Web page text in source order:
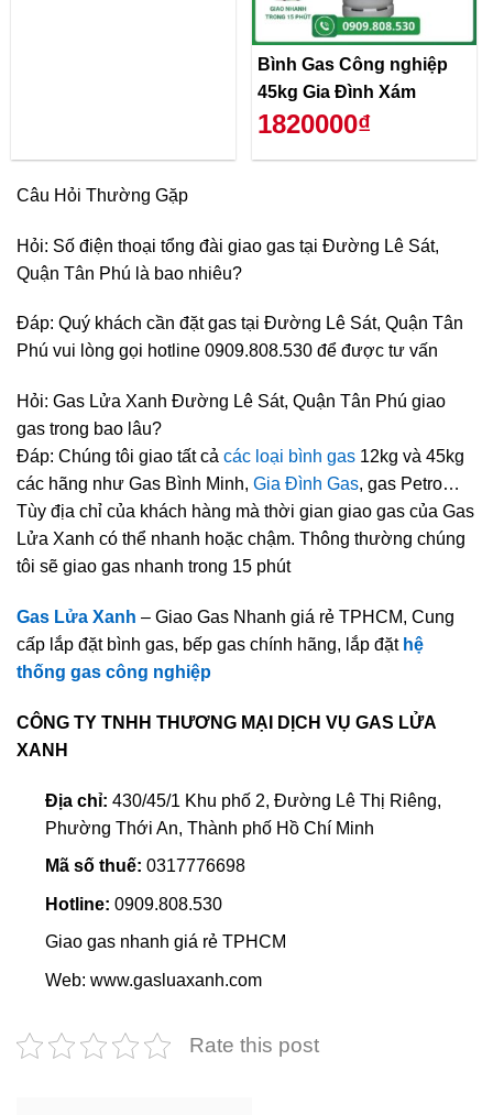
Bình Gas Công nghiệp
45kg Gia Đình Xám
1820000₫
Câu Hỏi Thường Gặp
Hỏi: Số điện thoại tổng đài giao gas tại Đường Lê Sát,
Quận Tân Phú là bao nhiêu?
Đáp: Quý khách cần đặt gas tại Đường Lê Sát, Quận Tân
Phú vui lòng gọi hotline 0909.808.530 để được tư vấn
Hỏi: Gas Lửa Xanh Đường Lê Sát, Quận Tân Phú giao
gas trong bao lâu?
Đáp: Chúng tôi giao tất cả các loại bình gas 12kg và 45kg
các hãng như Gas Bình Minh, Gia Đình Gas, gas Petro…
Tùy địa chỉ của khách hàng mà thời gian giao gas của Gas
Lửa Xanh có thể nhanh hoặc chậm. Thông thường chúng
tôi sẽ giao gas nhanh trong 15 phút
Gas Lửa Xanh – Giao Gas Nhanh giá rẻ TPHCM, Cung
cấp lắp đặt bình gas, bếp gas chính hãng, lắp đặt hệ
thống gas công nghiệp
CÔNG TY TNHH THƯƠNG MẠI DỊCH VỤ GAS LỬA
XANH
Địa chỉ: 430/45/1 Khu phố 2, Đường Lê Thị Riêng,
Phường Thới An, Thành phố Hồ Chí Minh
Mã số thuế: 0317776698
Hotline: 0909.808.530
Giao gas nhanh giá rẻ TPHCM
Web: www.gasluaxanh.com
Rate this post